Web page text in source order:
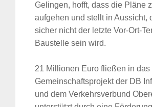
Gelingen, hofft, dass die Pläne
aufgehen und stellt in Aussicht,
sicher nicht der letzte Vor-Ort-
Baustelle sein wird.
21 Millionen Euro fließen in das
Gemeinschaftsprojekt der DB
und dem Verkehrsverbund